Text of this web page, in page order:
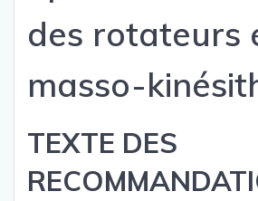
des rotateurs
masso-
TEXTE DES